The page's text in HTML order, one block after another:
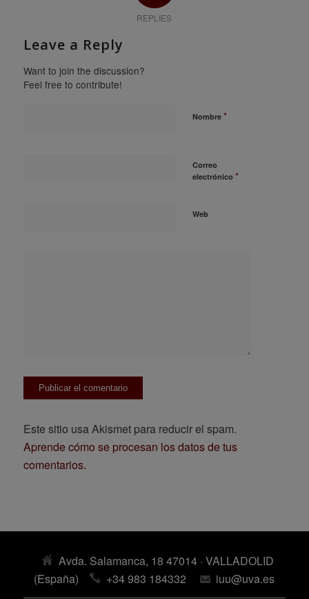
REPLIES
Leave a Reply
Want to join the discussion?
Feel free to contribute!
Nombre *
Correo
electrónico *
Web
Este sitio usa Akismet para reducir el spam.
Aprende cómo se procesan los datos de tus
comentarios.
Avda. Salamanca, 18 47014 · VALLADOLID
(España)
+34 983 184332 iuu@uva.es